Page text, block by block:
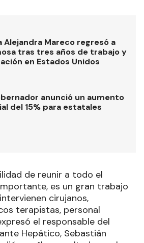
Alejandra Mareco regresó a
tras tres años de trabajo y
en Estados Unidos
anunció un aumento
del 15% para estatales
de reunir a todo el
es un gran trabajo
cirujanos,
terapistas, personal
el responsable del
Hepático, Sebastián